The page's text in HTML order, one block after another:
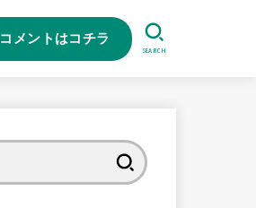
コメントはコチラ
SEARCH